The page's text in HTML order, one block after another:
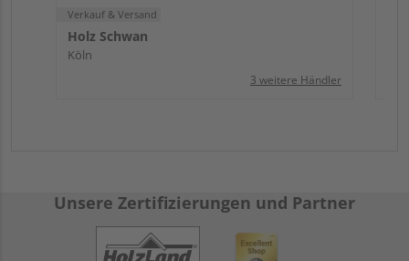
Verkauf & Versand
Holz Schwan
Köln
3 weitere Händler
Unsere Zertifizierungen und Partner